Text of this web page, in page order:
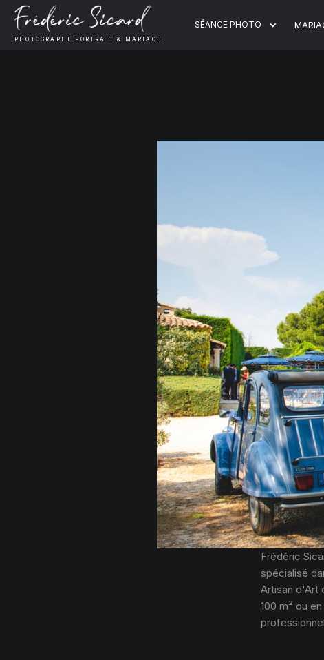
PHOTOGRAPHE PORTRAIT & MARIAGE
SÉANCE PHOTO
Frédéric
spécialisé
Artisan d'Art
100 m² ou